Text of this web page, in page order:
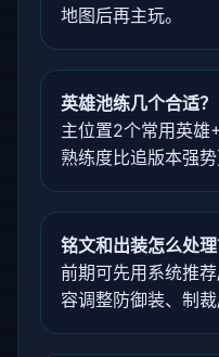
地图后再主玩。
英雄池练几个合适？
主位置2个常用英雄
熟练度比追版本强势
铭文和出装怎么处理
前期可先用系统推
容调整防御装、制